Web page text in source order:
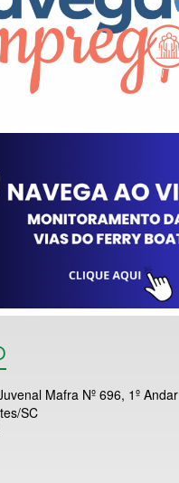
Mafra Nº 696, 1º Andar
SC